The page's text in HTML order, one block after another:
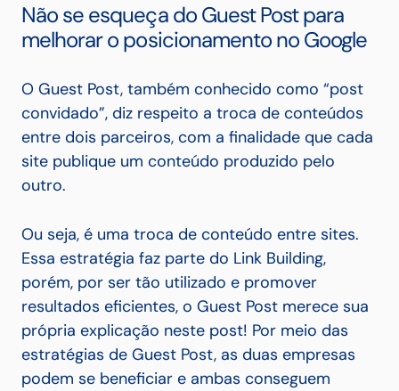
Não se esqueça do Guest Post para
melhorar o posicionamento no Google
O Guest Post, também conhecido como “post
convidado”, diz respeito a troca de conteúdos
entre dois parceiros, com a finalidade que cada
site publique um conteúdo produzido pelo
outro.
Ou seja, é uma troca de conteúdo entre sites.
Essa estratégia faz parte do Link Building,
porém, por ser tão utilizado e promover
resultados eficientes, o Guest Post merece sua
própria explicação neste post! Por meio das
estratégias de Guest Post, as duas empresas
podem se beneficiar e ambas conseguem